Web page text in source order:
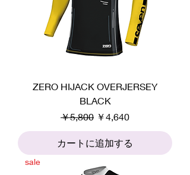
ZERO HIJACK OVERJERSEY
BLACK
通常価格
￥5,800 セール価格
￥4,640
カートに追加する
sale